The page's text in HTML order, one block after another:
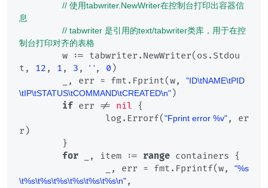
// 使用tabwriter.NewWriter在控制台打印出容器信
息
// tabwriter 是引用的text/tabwriter类库，用于在控
制台打印对齐的表格
t, 12 , 1 , 3 , ' ' , 0 )
	_, err = fmt.Fprint(w,
"ID\tNAME\tPID
\tIP\tSTATUS\tCOMMAND\tCREATED\n")
if err != nil {
		log.Errorf(
"Fprint error %v", er
r)
for _, item := range containers {
		_, err = fmt.Fprintf(w,
"%s
\t%s\t%s\t%s\t%s\t%s\t%s\n",